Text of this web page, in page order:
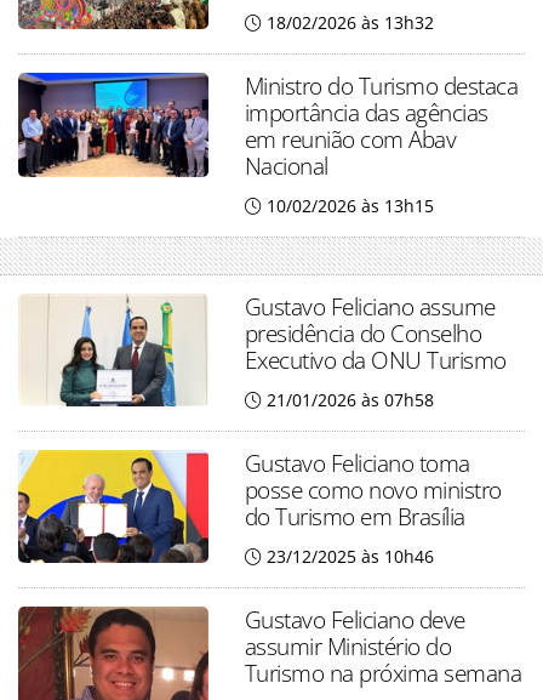
18/02/2026 às 13h32
Ministro do Turismo destaca
importância das agências
em reunião com Abav
Nacional
10/02/2026 às 13h15
Gustavo Feliciano assume
presidência do Conselho
Executivo da ONU Turismo
21/01/2026 às 07h58
Gustavo Feliciano toma
posse como novo ministro
do Turismo em Brasília
23/12/2025 às 10h46
Gustavo Feliciano deve
assumir Ministério do
Turismo na próxima semana